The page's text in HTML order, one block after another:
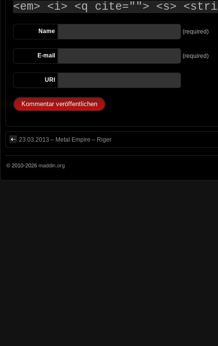
<em> <i> <q cite=""> <s>
Name (required)
E-mail (required)
URI
23.03.2013 – Metal Empire – Riger
© 2010-2026 maddin.org